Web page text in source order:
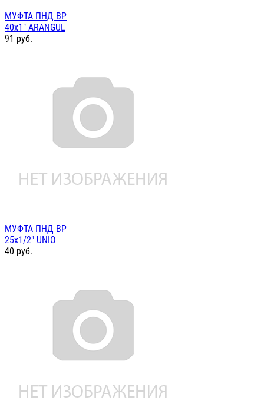
МУФТА ПНД ВР
40х1" ARANGUL
91 руб.
МУФТА ПНД ВР
25х1/2" UNIO
40 руб.